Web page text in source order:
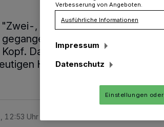
"Zwei-, sogar dreimal ertönte
erzählt Heinz Ritz.
Dann war von dem
Haus stand, nichts mehr
12:53 Uhr
Verbesserung von Angeboten.
Ausführliche Informationen
Impressum
Datenschutz
Einstellungen